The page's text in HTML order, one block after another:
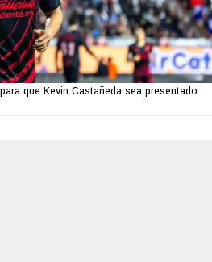
que Kevin Castañeda sea presentado